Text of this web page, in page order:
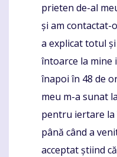
prieten de-al
și am contactat-
a explicat totul
întoarce la mine
înapoi în 48 de
meu m-a sunat
pentru iertare la
până când a
acceptat știind